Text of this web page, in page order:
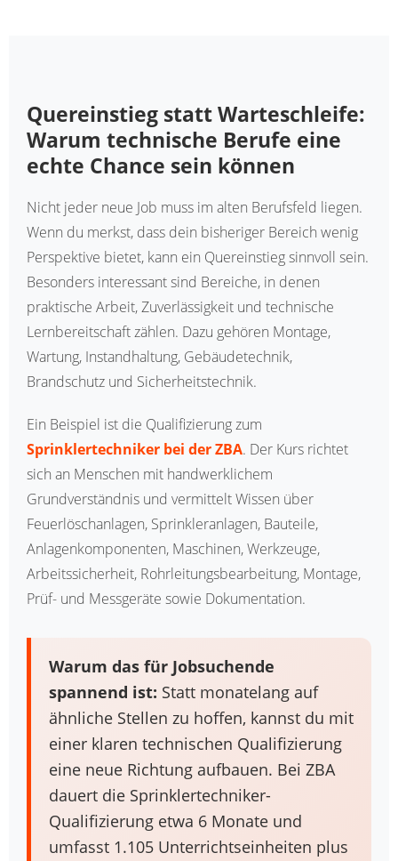
Quereinstieg statt Warteschleife:
Warum technische Berufe eine
echte Chance sein können
Nicht jeder neue Job muss im alten Berufsfeld liegen.
Wenn du merkst, dass dein bisheriger Bereich wenig
Perspektive bietet, kann ein Quereinstieg sinnvoll sein.
Besonders interessant sind Bereiche, in denen
praktische Arbeit, Zuverlässigkeit und technische
Lernbereitschaft zählen. Dazu gehören Montage,
Wartung, Instandhaltung, Gebäudetechnik,
Brandschutz und Sicherheitstechnik.
Ein Beispiel ist die Qualifizierung zum
Sprinklertechniker bei der ZBA. Der Kurs richtet
sich an Menschen mit handwerklichem
Grundverständnis und vermittelt Wissen über
Feuerlöschanlagen, Sprinkleranlagen, Bauteile,
Anlagenkomponenten, Maschinen, Werkzeuge,
Arbeitssicherheit, Rohrleitungsbearbeitung, Montage,
Prüf- und Messgeräte sowie Dokumentation.
Warum das für Jobsuchende
spannend ist: Statt monatelang auf
ähnliche Stellen zu hoffen, kannst du mit
einer klaren technischen Qualifizierung
eine neue Richtung aufbauen. Bei ZBA
dauert die Sprinklertechniker-
Qualifizierung etwa 6 Monate und
umfasst 1.105 Unterrichtseinheiten plus